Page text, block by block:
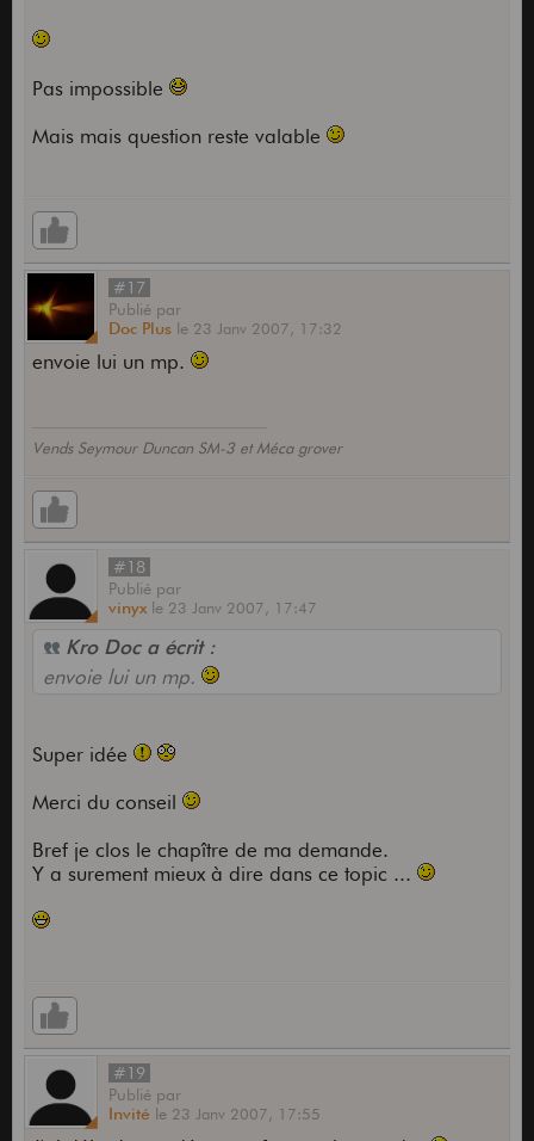
Pas impossible
Mais mais question reste valable
#17
Publié par
Doc Plus le 23 Janv 2007, 17:32
envoie lui un mp.
Vends Seymour Duncan SM-3 et Méca grover
#18
Publié par
vinyx le 23 Janv 2007, 17:47
Kro Doc a écrit :
envoie lui un mp.
Super idée
Merci du conseil
Bref je clos le chapître de ma demande.
Y a surement mieux à dire dans ce topic ...
#19
Publié par
Invité le 23 Janv 2007, 17:55